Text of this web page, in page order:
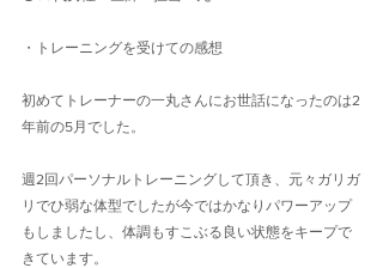
・トレーニングを受けての感想
初めてトレーナーの一丸さんにお世話になったのは2
年前の5月でした。
週2回パーソナルトレーニングして頂き、元々ガリガ
リでひ弱な体型でしたが今ではかなりパワーアップ
もしましたし、体調もすこぶる良い状態をキープで
きています。